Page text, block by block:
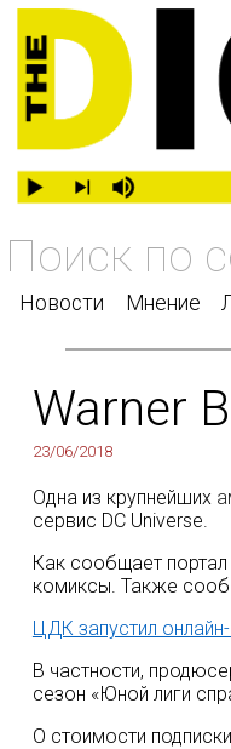
Новости Мнение
Warner
23/06/2018
Одна из крупнейших
сервис DC Universe.
Как сообщает портал
комиксы. Также
ЦДК запустил
В частности,
сезон «Юной лиги
О стоимости